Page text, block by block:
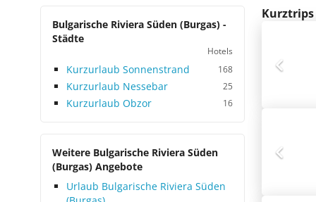
Bulgarische Riviera Süden (Burgas) -
Städte
Hotels
Kurzurlaub Sonnenstrand 168
Kurzurlaub Nessebar 25
Kurzurlaub Obzor 16
Weitere Bulgarische Riviera Süden
(Burgas) Angebote
Urlaub Bulgarische Riviera Süden
Kurztrips